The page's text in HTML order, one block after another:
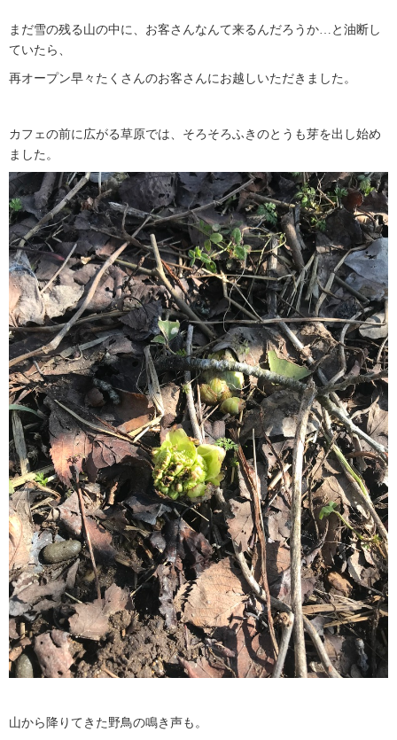
まだ雪の残る山の中に、お客さんなんて来るんだろうか…と油断し
ていたら、
再オープン早々たくさんのお客さんにお越しいただきました。
カフェの前に広がる草原では、そろそろふきのとうも芽を出し始め
ました。
山から降りてきた野鳥の鳴き声も。